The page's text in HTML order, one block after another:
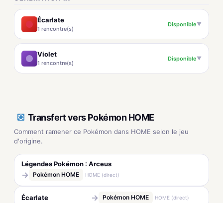
Écarlate
1 rencontre(s)
Disponible▼
Violet
1 rencontre(s)
Disponible▼
Transfert vers Pokémon HOME
Comment ramener ce Pokémon dans HOME selon le jeu
d'origine.
Légendes Pokémon : Arceus
→ Pokémon HOME HOME (direct)
Écarlate → Pokémon HOME HOME (direct)